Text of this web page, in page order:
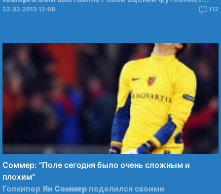
22.02.2013 12:08 112
Соммер: "Поле сегодня было очень сложным и
плохим"
Голкипер Ян Соммер поделился своими